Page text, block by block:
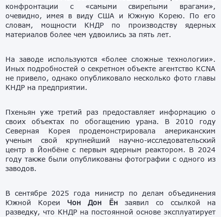
конфронтации с «самыми свирепыми врагами»,
очевидно, имея в виду США и Южную Корею. По его
словам, мощности КНДР по производству ядерных
материалов более чем удвоились за пять лет.
На заводе используются «более сложные технологии».
Иных подробностей о секретном объекте агентство KCNA
не привело, однако опубликовало несколько фото главы
КНДР на предприятии.
Пхеньян уже третий раз предоставляет информацию о
своих объектах по обогащению урана. В 2010 году
Северная Корея продемонстрировала американским
ученым свой крупнейший научно-исследовательский
центр в Йонбёне с первым ядерным реактором. В 2024
году также были опубликованы фотографии с одного из
заводов.
В сентябре 2025 года министр по делам объединения
Южной Кореи Чон Дон Ёнзаявил со ссылкой на
разведку, что КНДР на постоянной основе эксплуатирует